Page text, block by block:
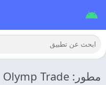
مطور: Olymp Trade